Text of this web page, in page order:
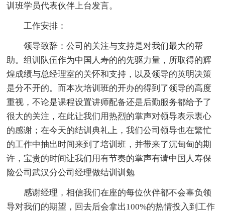
训班学员代表伙伴上台发言。
工作安排：
领导致辞：公司的关注与支持是对我们最大的帮
助。组训队伍作为中国人寿的的先驱力量，所取得的辉
煌成绩与总经理室的关怀和支持，以及领导的英明决策
是分不开的。而本次培训班的开办的得到了领导的高度
重视，不论是课程设置讲师配备还是后勤服务都给予了
很大的关注，在此让我们用热烈的掌声对领导表示衷心
的感谢；在今天的结训典礼上，我们公司领导也在繁忙
的工作中抽出时间来到了培训班，并带来了沉甸甸的期
许，宝贵的时间让我们用有节奏的掌声有请中国人寿保
险公司武汉分公司经理做结训训勉
感谢经理，相信我们在座的每位伙伴都不会辜负领
导对我们的期望，回去后会拿出100%的热情投入到工作